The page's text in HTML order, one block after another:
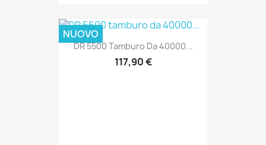
DR 5500 Tamburo Da 40000...
117,90 €
NUOVO